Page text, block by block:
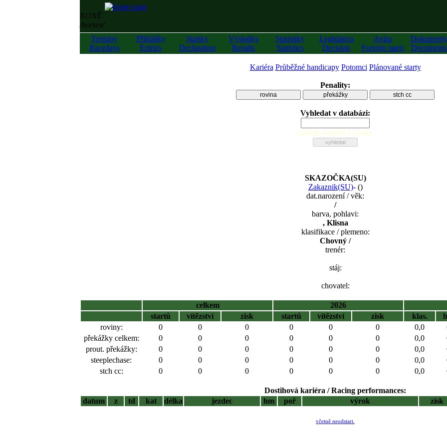
KONĚ
/horses/
Termíny
Racedays
Přihlášky
Entries
Startky
Declaration
Výsledky
Results
Statistiky
Statistics
Legislativa
Decision
Avíza
Foreign starts
Documents
Kariéra Průběžné handicapy Potomci Plánované starty
Penality:
rovina překážky stch cc
Vyhledat v databázi:
zadejte alespoň 2 znaky
SKAZOČKA(SU)
Zakaznik(SU)-()
dat.narození / věk:
/
barva, pohlavi:
, Klisna
klasifikace / plemeno:
Chovný /
trenér:
stáj:
chovatel:
celkem
2026
startů
vítězství zisk startů vítězství zisk klas.
roviny:
0 0 0 0 0 0 0,0
překážky celkem:
0 0 0 0 0 0 0,0
prout. překážky:
0 0 0 0 0 0 0,0
steeplechase:
0 0 0 0 0 0 0,0
stch cc:
0 0 0 0 0 0 0,0
Dostihová kariéra / Racing performances:
datum
z td kat délka jezdec hm poř výrok zisk
včetně neodstart.